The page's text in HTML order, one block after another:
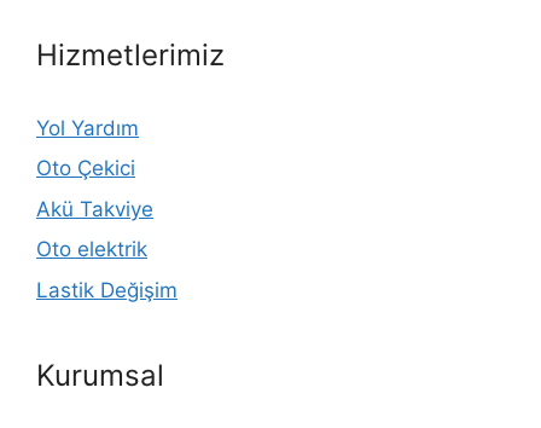
Hizmetlerimiz
Yol Yardım
Oto Çekici
Akü Takviye
Oto elektrik
Lastik Değişim
Kurumsal